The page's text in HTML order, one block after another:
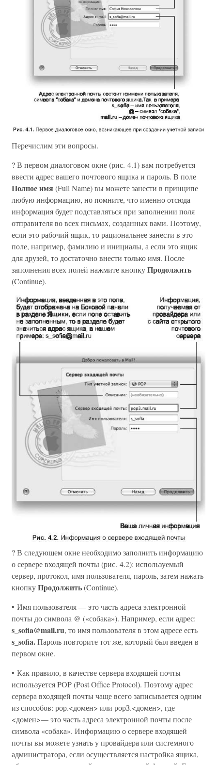
Перечислим эти вопросы.
? В первом диалоговом окне (рис. 4.1) вам потребуется
ввести адрес вашего почтового ящика и пароль. В поле
Полное имя (Full Name) вы можете занести в принципе
любую информацию, но помните, что именно отсюда
информация будет подставляться при заполнении поля
отправителя во всех письмах, созданных вами. Поэтому,
если это рабочий ящик, то рациональнее занести в это
поле, например, фамилию и инициалы, а если это ящик
для друзей, то достаточно внести только имя. После
заполнения всех полей нажмите кнопкуПродолжить
(Continue).
? В следующем окне необходимо заполнить информацию
о сервере входящей почты (рис. 4.2): используемый
сервер, протокол, имя пользователя, пароль, затем нажать
кнопкуПродолжить(Continue).
• Имя пользователя — это часть адреса электронной
почты до символа @ («собака»). Например, если адрес:
s_sofia@mail.ru, то имя пользователя в этом адресе есть
s_sofia.Пароль повторите тот же, который был введен в
первом окне.
• Как правило, в качестве сервера входящей почты
используется POP (Post Office Protocol). Поэтому адрес
сервера входящей почты чаще всего записывается одним
из способов: рор.<домен> или рорЗ.<домен>, где
<домен>— это часть адреса электронной почты после
символа «собака». Информацию о сервере входящей
почты вы можете узнать у провайдера или системного
администратора, если осуществляется настройка ящика,